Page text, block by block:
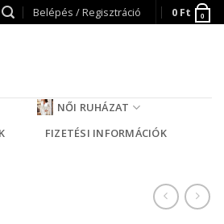
Belépés / Regisztráció 0 Ft 0
NŐI RUHÁZAT
FIZETÉSI INFORMÁCIÓK